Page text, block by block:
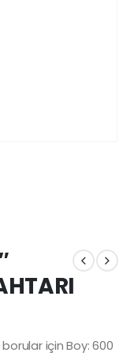
borular için Boy: 600